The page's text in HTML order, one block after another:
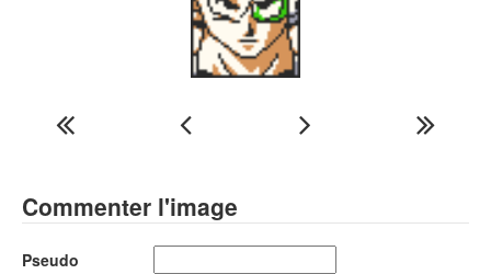
Commenter l'image
Pseudo